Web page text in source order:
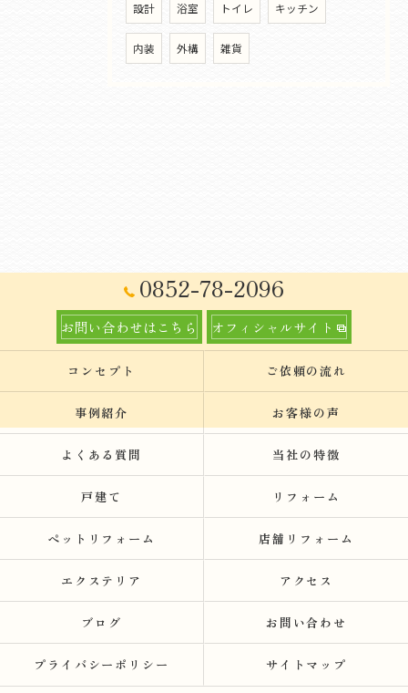
設計 浴室 トイレ キッチン
内装 外構 雑貨
0852-78-2096
お問い合わせはこちら オフィシャルサイト
コンセプト ご依頼の流れ
事例紹介 お客様の声
よくある質問 当社の特徴
戸建て リフォーム
ペットリフォーム 店舗リフォーム
エクステリア アクセス
ブログ お問い合わせ
プライバシーポリシー サイトマップ